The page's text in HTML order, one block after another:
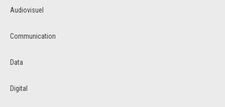
Audiovisuel
Communication
Data
Digital